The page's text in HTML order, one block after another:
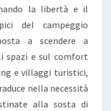
la libertà e il
del campeggio
a scendere a
spazi e sul comfort
e villaggi turistici,
nella necessità
alla sosta di